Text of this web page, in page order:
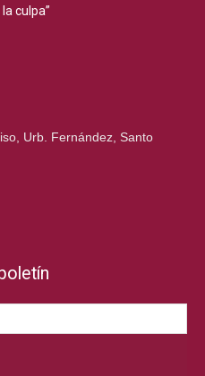
culpa”
Urb. Fernández, Santo